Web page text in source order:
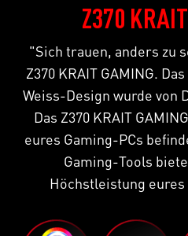
Z370
"Sich trauen, anders zu
Z370 KRAIT GAMING.
Weiss-Design wurde von
Das Z370 KRAIT
eures Gaming-PCs
Gaming-Tools
Höchstleistung